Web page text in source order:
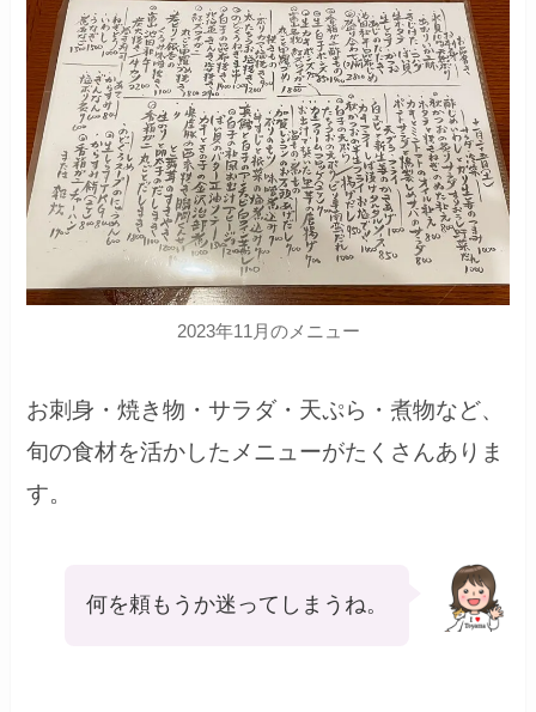
2023年11月のメニュー
お刺身・焼き物・サラダ・天ぷら・煮物など、
旬の食材を活かしたメニューがたくさんありま
す。
何を頼もうか迷ってしまうね。